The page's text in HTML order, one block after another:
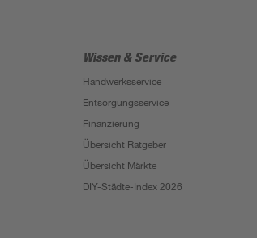
Wissen & Service
Handwerksservice
Entsorgungsservice
Finanzierung
Übersicht Ratgeber
Übersicht Märkte
DIY-Städte-Index 2026